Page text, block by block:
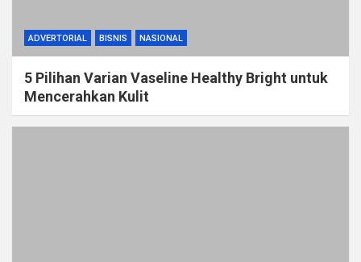
ADVERTORIAL BISNIS NASIONAL
5 Pilihan Varian Vaseline Healthy Bright untuk
Mencerahkan Kulit